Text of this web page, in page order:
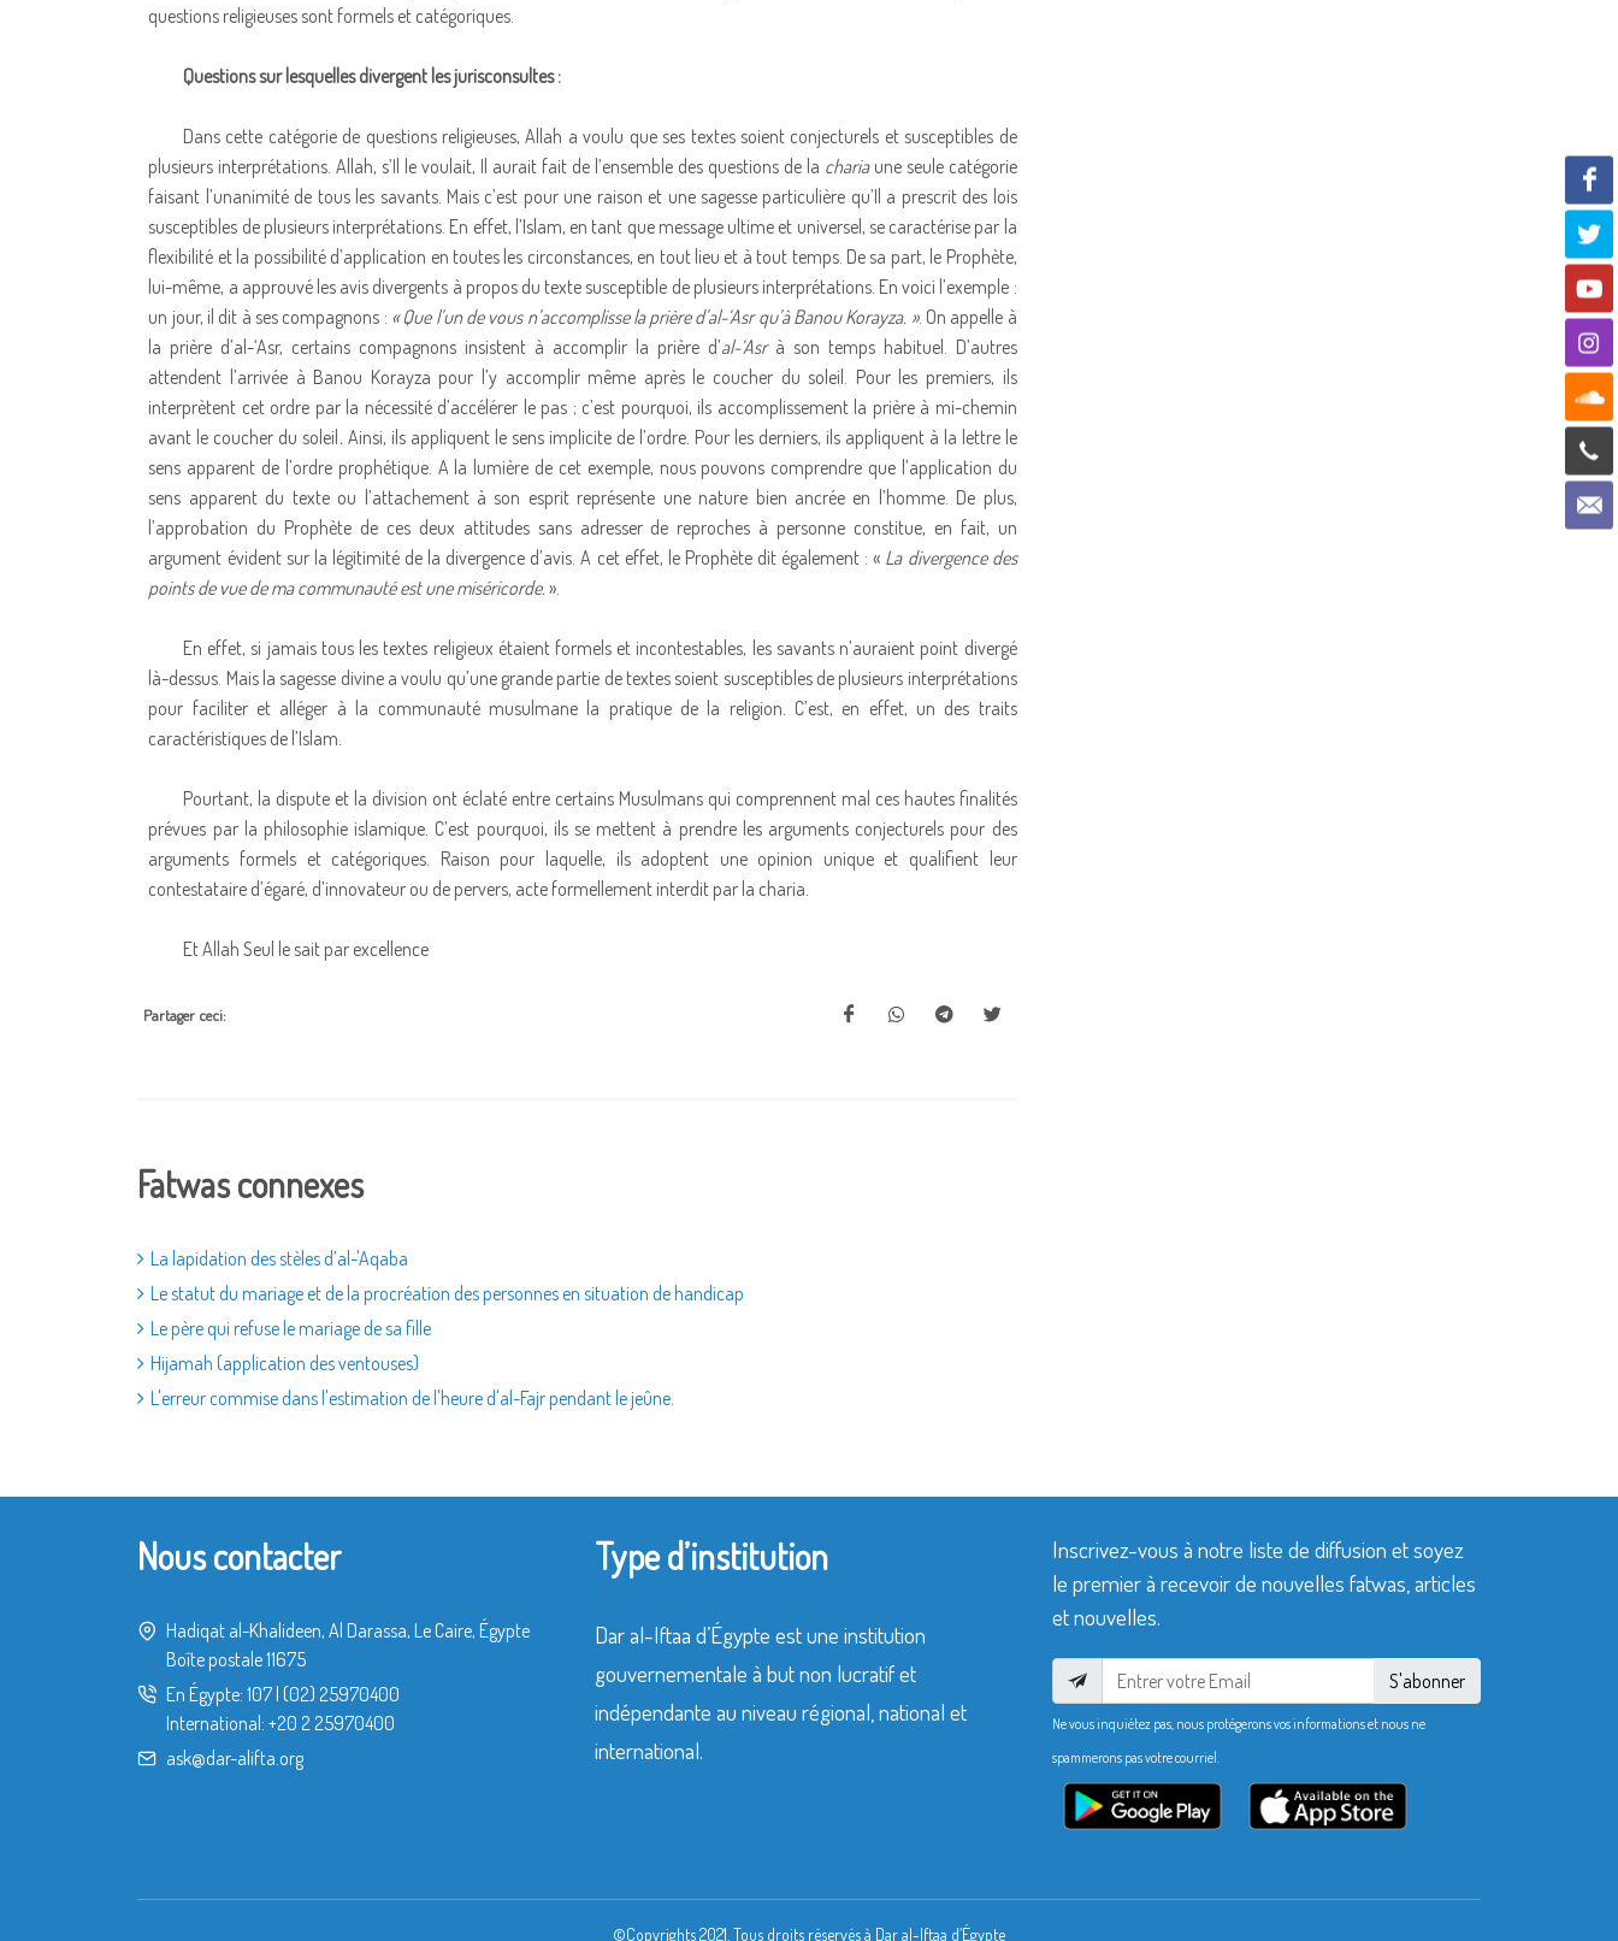
questions religieuses sont formels et catégoriques.
Questions sur lesquelles divergent les jurisconsultes :
Dans cette catégorie de questions religieuses, Allah a voulu que ses textes soient conjecturels et susceptibles de
plusieurs interprétations. Allah, s’Il le voulait, Il aurait fait de l’ensemble des questions de la chariaune seule catégorie
faisant l’unanimité de tous les savants. Mais c’est pour une raison et une sagesse particulière qu’Il a prescrit des lois
susceptibles de plusieurs interprétations. En effet, l’Islam, en tant que message ultime et universel, se caractérise par la
flexibilité et la possibilité d’application en toutes les circonstances, en tout lieu et à tout temps. De sa part, le Prophète,
lui-même, a approuvé les avis divergents à propos du texte susceptible de plusieurs interprétations. En voici l’exemple :
un jour, il dit à ses compagnons : « Que l’un de vous n’accomplisse la prière d’al-‘Asr qu’à Banou Korayza. ». On appelle à
la prière d’al-‘Asr, certains compagnons insistent à accomplir la prière d’al-‘Asr à son temps habituel. D’autres
attendent l’arrivée à Banou Korayza pour l’y accomplir même après le coucher du soleil. Pour les premiers, ils
interprètent cet ordre par la nécessité d’accélérer le pas ; c’est pourquoi, ils accomplissement la prière à mi-chemin
avant le coucher du soleil . Ainsi, ils appliquent le sens implicite de l’ordre. Pour les derniers, ils appliquent à la lettre le
sens apparent de l’ordre prophétique. A la lumière de cet exemple, nous pouvons comprendre que l’application du
sens apparent du texte ou l’attachement à son esprit représente une nature bien ancrée en l’homme. De plus,
l’approbation du Prophète de ces deux attitudes sans adresser de reproches à personne constitue, en fait, un
argument évident sur la légitimité de la divergence d’avis. A cet effet, le Prophète dit également : « La divergence des
points de vue de ma communauté est une miséricorde. ».
En effet, si jamais tous les textes religieux étaient formels et incontestables, les savants n’auraient point divergé
là-dessus. Mais la sagesse divine a voulu qu’une grande partie de textes soient susceptibles de plusieurs interprétations
pour faciliter et alléger à la communauté musulmane la pratique de la religion. C’est, en effet, un des traits
caractéristiques de l’Islam.
Pourtant, la dispute et la division ont éclaté entre certains Musulmans qui comprennent mal ces hautes finalités
prévues par la philosophie islamique. C’est pourquoi, ils se mettent à prendre les arguments conjecturels pour des
arguments formels et catégoriques. Raison pour laquelle, ils adoptent une opinion unique et qualifient leur
contestataire d’égaré, d’innovateur ou de pervers, acte formellement interdit par la charia.
Et Allah Seul le sait par excellence
Partager ceci:
Fatwas connexes
La lapidation des stèles d’al-'Aqaba
Le statut du mariage et de la procréation des personnes en situation de handicap
Le père qui refuse le mariage de sa fille
Hijamah (application des ventouses)
L'erreur commise dans l'estimation de l'heure d'al-Fajr pendant le jeûne.
Nous contacter
Hadiqat al-Khalideen, Al Darassa, Le Caire, Égypte
Boîte postale 11675
En Égypte: 107 (02) 25970400
International: +20 2 25970400
ask@dar-alifta.org
Type d’institution
Dar al-Iftaa d’Égypte est une institution
gouvernementale à but non lucratif et
indépendante au niveau régional, national et
international.
Inscrivez-vous à notre liste de diffusion et soyez
le premier à recevoir de nouvelles fatwas, articles
et nouvelles.
S'abonner
Ne vous inquiétez pas, nous protégerons vos informations et nous ne
spammerons pas votre courriel.
©Copyrights 2021. Tous droits réservés à Dar al-Iftaa d’Égypte